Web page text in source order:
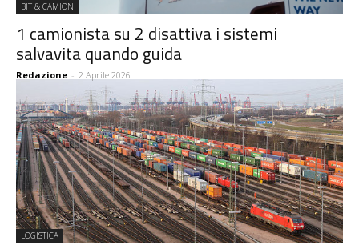
BIT & CAMION
1 camionista su 2 disattiva i sistemi
salvavita quando guida
Redazione - 2 Aprile 2026
LOGISTICA